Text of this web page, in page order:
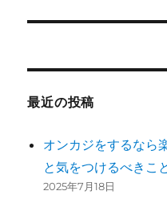
ー
投
最近の投稿
オンカジをするなら
と気をつけるべきこ
2025年7月18日